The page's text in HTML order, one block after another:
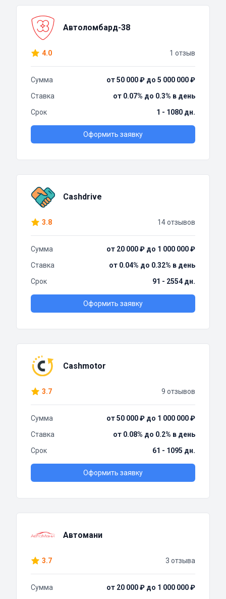
Автоломбард-38
4.0 1 отзыв
Сумма
от 50 000 ₽ до 5 000 000 ₽
Ставка
от 0.07% до 0.3% в день
Срок
1 - 1080 дн.
Оформить заявку
Cashdrive
3.8 14 отзывов
Сумма
от 20 000 ₽ до 1 000 000 ₽
Ставка
от 0.04% до 0.32% в день
Срок
91 - 2554 дн.
Оформить заявку
Cashmotor
3.7 9 отзывов
Сумма
от 50 000 ₽ до 1 000 000 ₽
Ставка
от 0.08% до 0.2% в день
Срок
61 - 1095 дн.
Оформить заявку
Автомани
3.7 3 отзыва
Сумма
от 20 000 ₽ до 1 000 000 ₽